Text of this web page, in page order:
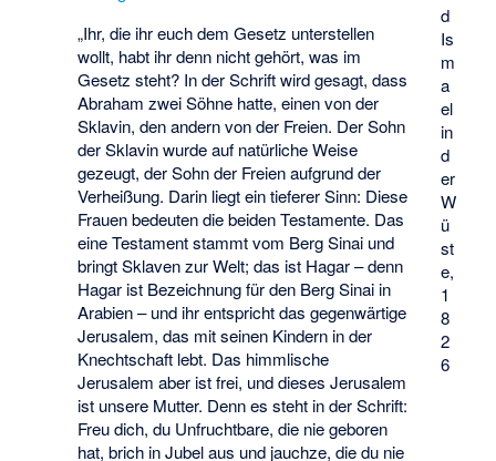
d
Is
m
a
el
in
d
er
W
ü
st
e,
1
8
2
6
„Ihr, die ihr euch dem Gesetz unterstellen
wollt, habt ihr denn nicht gehört, was im
Gesetz steht? In der Schrift wird gesagt, dass
Abraham zwei Söhne hatte, einen von der
Sklavin, den andern von der Freien. Der Sohn
der Sklavin wurde auf natürliche Weise
gezeugt, der Sohn der Freien aufgrund der
Verheißung. Darin liegt ein tieferer Sinn: Diese
Frauen bedeuten die beiden Testamente. Das
eine Testament stammt vom Berg Sinai und
bringt Sklaven zur Welt; das ist Hagar – denn
Hagar ist Bezeichnung für den Berg Sinai in
Arabien – und ihr entspricht das gegenwärtige
Jerusalem, das mit seinen Kindern in der
Knechtschaft lebt. Das himmlische
Jerusalem aber ist frei, und dieses Jerusalem
ist unsere Mutter. Denn es steht in der Schrift:
Freu dich, du Unfruchtbare, die nie geboren
hat, brich in Jubel aus und jauchze, die du nie